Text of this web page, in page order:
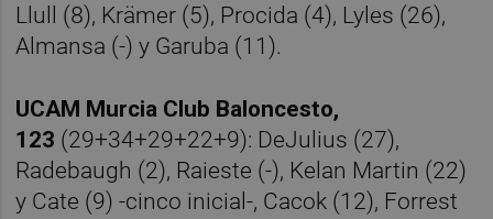
Llull (8), Krämer (5), Procida (4), Lyles (26),
Almansa (-) y Garuba (11).
UCAM Murcia Club Baloncesto,
123 (29+34+29+22+9): DeJulius (27),
Radebaugh (2), Raieste (-), Kelan Martin (22)
y Cate (9) -cinco inicial-, Cacok (12), Forrest